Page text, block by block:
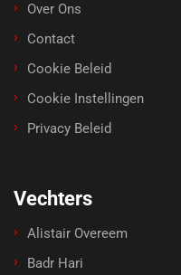
Over Ons
Contact
Cookie Beleid
Cookie Instellingen
Privacy Beleid
Vechters
Alistair Overeem
Badr Hari